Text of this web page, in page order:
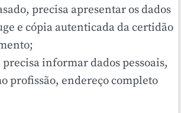
precisa apresentar os dados
e cópia autenticada da certidão
informar dados pessoais,
profissão, endereço completo